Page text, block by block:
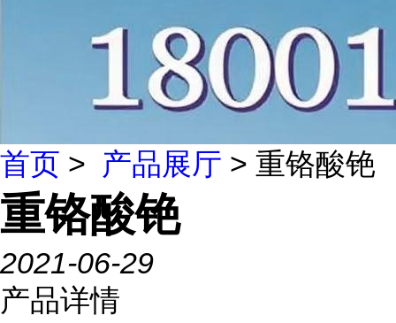
首页 > 产品展厅 > 重铬酸铯
重铬酸铯
2021-06-29
产品详情